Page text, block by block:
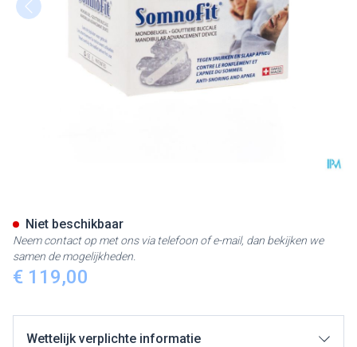
€ 119,00
Niet beschikbaar
Neem contact op met ons via telefoon of e-mail, dan bekijken we
samen de mogelijkheden.
Wettelijk verplichte informatie